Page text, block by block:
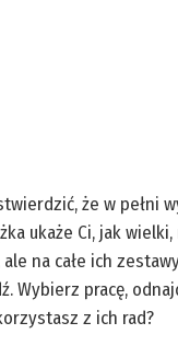
że w pełni
ukaże Ci, jak
na całe ich
Wybierz pracę,
z ich rad?